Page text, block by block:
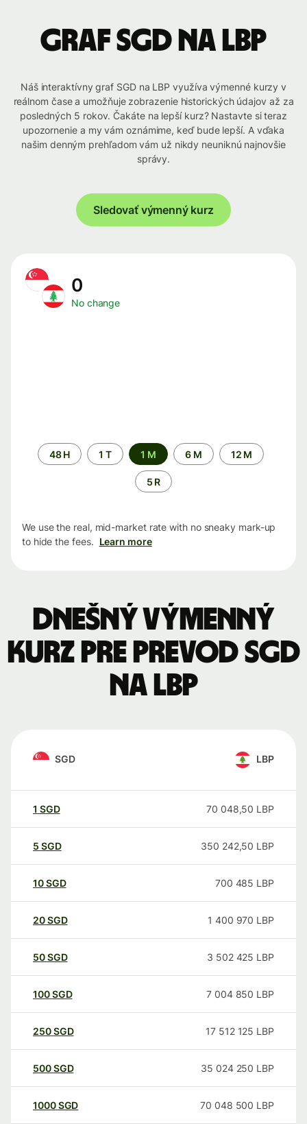
graf SGD na LBP
Náš interaktívny graf SGD na LBP využíva výmenné kurzy v
reálnom čase a umožňuje zobrazenie historických údajov až za
posledných 5 rokov. Čakáte na lepší kurz? Nastavte si teraz
upozornenie a my vám oznámime, keď bude lepší. A vďaka
našim denným prehľadom vám už nikdy neuniknú najnovšie
správy.
Sledovať výmenný kurz
0
No change
Time
period
48 H 1 T 1 M 6 M 12 M
5 R
We use the real, mid-market rate with no sneaky mark-up
to hide the fees. Learn more
Dnešný výmenný
kurz pre prevod SGD
na LBP
SGD LBP
1 SGD 70 048,50 LBP
5 SGD 350 242,50 LBP
10SGD 700 485 LBP
20SGD 1 400 970 LBP
50SGD 3 502 425 LBP
100SGD 7 004 850 LBP
250SGD 17 512 125 LBP
500SGD 35 024 250 LBP
1000SGD 70 048 500 LBP